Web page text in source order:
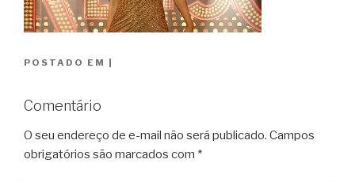
POSTADO EM
Comentário
O seu endereço de e-mail não será publicado. Campos
obrigatórios são marcados com *